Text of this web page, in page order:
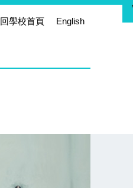
回學校首頁 English